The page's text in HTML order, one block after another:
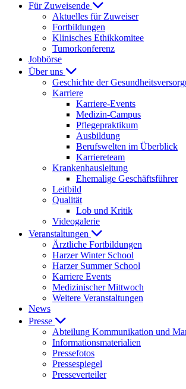
Für Zuweisende
Aktuelles für Zuweiser
Fortbildungen
Klinisches Ethikkomitee
Tumorkonferenz
Jobbörse
Über uns
Geschichte der
Karriere
Karriere-Events
Medizin-Campus
Pflegepraktikum
Ausbildung
Berufswelten im Überblick
Karriereteam
Krankenhausleitung
Ehemalige Geschäftsführer
Leitbild
Qualität
Lob und Kritik
Videogalerie
Veranstaltungen
Ärztliche Fortbildungen
Harzer Winter School
Harzer Summer School
Karriere Events
Medizinischer Mittwoch
Weitere Veranstaltungen
News
Presse
Abteilung Kommunikation und
Informationsmaterialien
Pressefotos
Pressespiegel
Presseverteiler